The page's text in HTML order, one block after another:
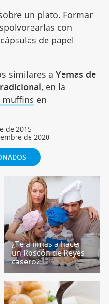
un plato. Formar
con
de papel
similares a Yemas de
, en la
muffins en
de 2015
de 2020
¿Te animas a hacer
un Roscón de Reyes
casero?